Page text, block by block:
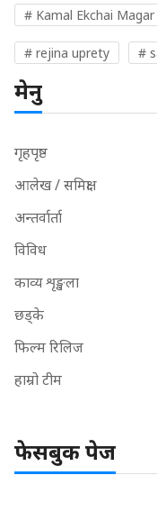
# Kamal Ekchai Magar
# rejina uprety #
मेनु
गृहपृष्ठ
आलेख / समिक्षा
अन्तर्वार्ता
विविध
काव्य शृङ्खला
छड्के
फिल्म रिलिज
हाम्रो टीम
फेसबुक पेज